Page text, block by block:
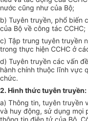
nước cũng như của Bộ;
b) Tuyên truyền, phổ biến
của Bộ về công tác CCHC;
c) Tập trung tuyên truyền
trong thực hiện CCHC ở
d) Tuyên truyền các vấn
hành chính thuộc lĩnh vực
chức.
2. Hình thức tuyên truyền:
a) Thông tin, tuyên truyền
và huy động, sử dụng mọi
thông tin điện tử của Bộ,